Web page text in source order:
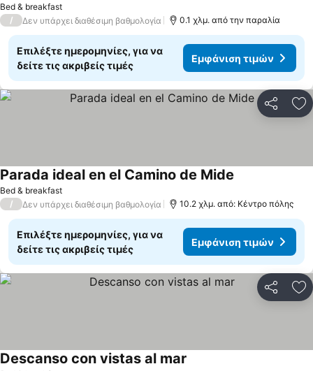
Bed & breakfast
/ Δεν υπάρχει διαθέσιμη βαθμολογία 0.1 χλμ. από την παραλία
Επιλέξτε ημερομηνίες, για να
δείτε τις ακριβείς τιμές
Εμφάνιση τιμών
Bed & breakfast
Parada ideal en el Camino de Mide
/ Δεν υπάρχει διαθέσιμη βαθμολογία 10.2 χλμ. από: Κέντρο πόλης
Επιλέξτε ημερομηνίες, για να
δείτε τις ακριβείς τιμές
Εμφάνιση τιμών
Descanso con vistas al mar